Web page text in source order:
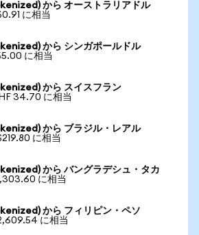
から オーストラリアドル
に相当
から シンガポールドル
に相当
から スイスフラン
34.70 に相当
から ブラジル・レアル
に相当
から バングラデシュ・タカ
に相当
から フィリピン・ペソ
に相当